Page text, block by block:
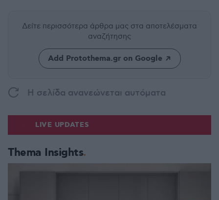
Δείτε περισσότερα άρθρα μας στα αποτελέσματα
αναζήτησης
Add Protothema.gr on Google
H σελίδα ανανεώνεται αυτόματα
LIVE UPDATES
Thema Insights